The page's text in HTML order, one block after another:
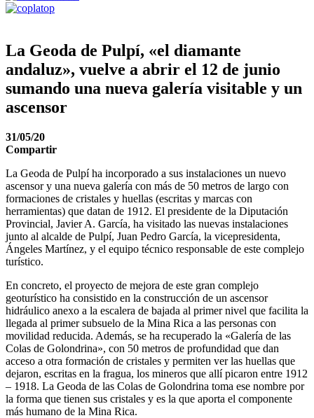
La Geoda de Pulpí, «el diamante
andaluz», vuelve a abrir el 12 de junio
sumando una nueva galería visitable y un
ascensor
31/05/20
Compartir
La Geoda de Pulpí ha incorporado a sus instalaciones un nuevo
ascensor y una nueva galería con más de 50 metros de largo con
formaciones de cristales y huellas (escritas y marcas con
herramientas) que datan de 1912. El presidente de la Diputación
Provincial, Javier A. García, ha visitado las nuevas instalaciones
junto al alcalde de Pulpí, Juan Pedro García, la vicepresidenta,
Ángeles Martínez, y el equipo técnico responsable de este complejo
turístico.
En concreto, el proyecto de mejora de este gran complejo
geoturístico ha consistido en la construcción de un ascensor
hidráulico anexo a la escalera de bajada al primer nivel que facilita la
llegada al primer subsuelo de la Mina Rica a las personas con
movilidad reducida. Además, se ha recuperado la «Galería de las
Colas de Golondrina», con 50 metros de profundidad que dan
acceso a otra formación de cristales y permiten ver las huellas que
dejaron, escritas en la fragua, los mineros que allí picaron entre 1912
– 1918. La Geoda de las Colas de Golondrina toma ese nombre por
la forma que tienen sus cristales y es la que aporta el componente
más humano de la Mina Rica.